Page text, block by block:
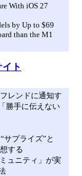
With iOS 27
by Up to $69
than the M1
ト
レンドに通知す
勝手に伝えない
サプライズ”と
する
ュニティ」が実